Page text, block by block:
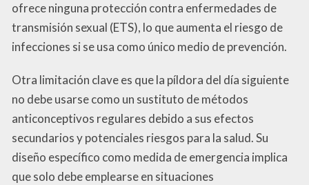
ofrece ninguna protección contra enfermedades de
transmisión sexual (ETS), lo que aumenta el riesgo de
infecciones si se usa como único medio de prevención.
Otra limitación clave es que la píldora del día siguiente
no debe usarse como un sustituto de métodos
anticonceptivos regulares debido a sus efectos
secundarios y potenciales riesgos para la salud. Su
diseño específico como medida de emergencia implica
que solo debe emplearse en situaciones